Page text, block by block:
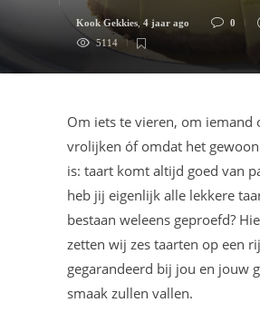
Kook Gekkies, 4 jaar ago 0
5114
Om iets te vieren, om iemand
vrolijken óf omdat het
is: taart komt altijd goed van
heb jij eigenlijk alle lekkere
bestaan weleens geproefd?
zetten wij zes taarten op een
gegarandeerd bij jou en jouw
smaak zullen vallen.